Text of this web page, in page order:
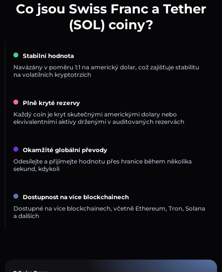
Co jsou Swiss Franc a Tether
(SOL) coiny?
Stabilní hodnota
Navázány v poměru 1:1 na americký dolar, což zajišťuje stabilitu
na volatilních kryptotrzích
Plně kryté rezervy
Každý coin je kryt skutečnými americkými dolary nebo
ekvivalentními aktivy drženými v auditovaných rezervách
Okamžité globální převody
Odesílejte a přijímejte hodnotu přes hranice během několika
sekund, kdykoli
Dostupnost na více blockchainech
Dostupné na více blockchainech, včetně Ethereum, Tron, Solana
a dalších